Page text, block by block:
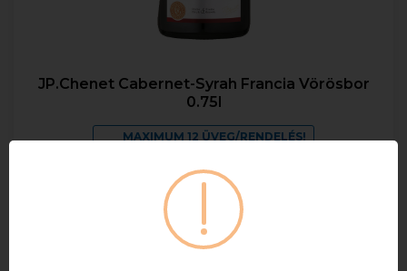
JP.Chenet Cabernet-Syrah Francia Vörösbor
0.75l
MAXIMUM 12 ÜVEG/RENDELÉS!
2 274 Ft
Bruttó ár